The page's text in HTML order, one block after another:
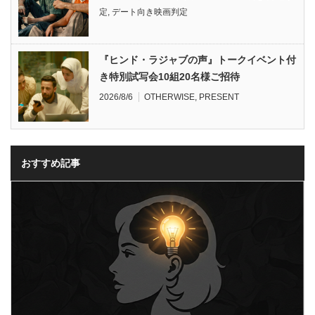
定, デート向き映画判定
『ヒンド・ラジャブの声』トークイベント付
き特別試写会10組20名様ご招待
2026/8/6 OTHERWISE, PRESENT
おすすめ記事